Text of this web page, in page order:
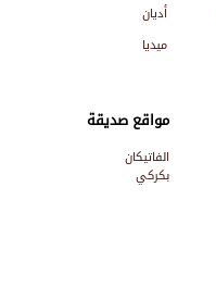
أديان
ميديا
مواقع صديقة
الفاتيكان
بكركي